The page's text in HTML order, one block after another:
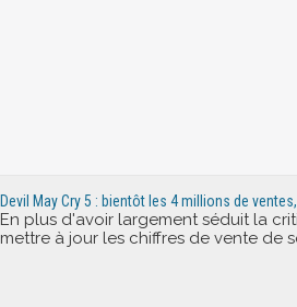
Devil May Cry 5 : bientôt les 4 millions de
En plus d'avoir largement séduit la
mettre à jour les chiffres de vente de